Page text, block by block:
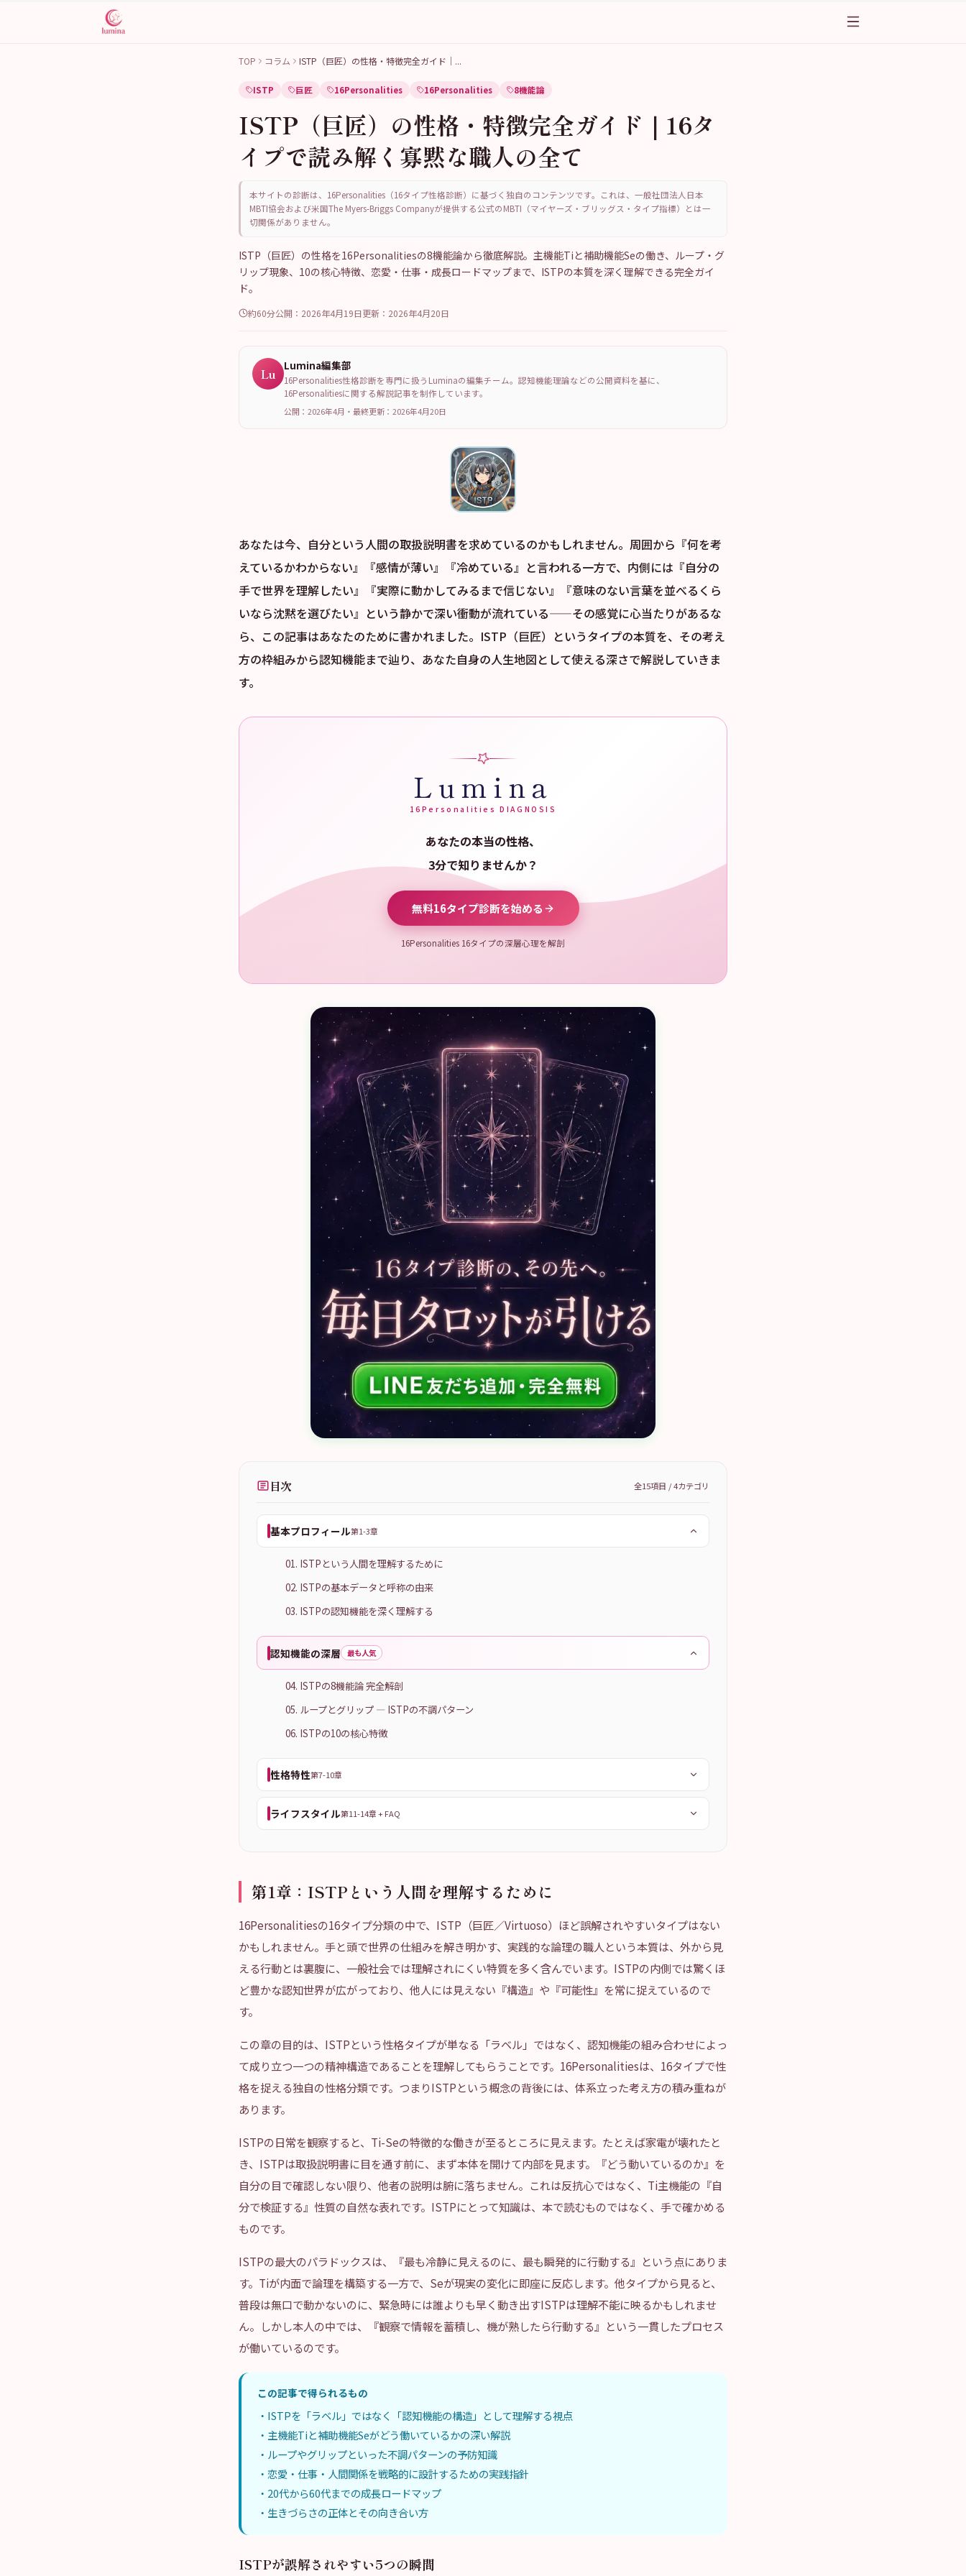
TOP コラム ISTP（巨匠）の性格・特徴完全ガイド｜ ...
ISTP 巨匠 16Personalities 16Personalities 8機能論
ISTP（巨匠）の性格・特徴完全ガイド｜16タ
イプで読み解く寡黙な職人の全て
本サイトの診断は、16Personalities（16タイプ性格診断）に基づく独自のコンテンツです。これは、一般社団法人日本
MBTI協会および米国The Myers-Briggs Companyが提供する公式のMBTI（マイヤーズ・ブリッグス・タイプ指標）とは一
切関係がありません。
ISTP（巨匠）の性格を16Personalitiesの8機能論から徹底解説。主機能Tiと補助機能Seの働き、ループ・グ
リップ現象、10の核心特徴、恋愛・仕事・成長ロードマップまで、ISTPの本質を深く理解できる完全ガイ
ド。
約60分公開： 2026年4月19日更新： 2026年4月20日
Lu Lumina編集部
16Personalities性格診断を専門に扱うLuminaの編集チーム。認知機能理論などの公開資料を基に、
16Personalitiesに関する解説記事を制作しています。
公開：2026年4月 ・ 最終更新： 2026年4月20日
あなたは今、自分という人間の取扱説明書を求めているのかもしれません。周囲から『何を考
えているかわからない』『感情が薄い』『冷めている』と言われる一方で、内側には『自分の
手で世界を理解したい』『実際に動かしてみるまで信じない』『意味のない言葉を並べるくら
いなら沈黙を選びたい』という静かで深い衝動が流れている——その感覚に心当たりがあるな
ら、この記事はあなたのために書かれました。ISTP（巨匠）というタイプの本質を、その考え
方の枠組みから認知機能まで辿り、あなた自身の人生地図として使える深さで解説していきま
す。
Lumina
16Personalities DIAGNOSIS
あなたの本当の性格、
3分で知りませんか？
無料16タイプ診断を始める
16Personalities 16タイプの深層心理を解剖
目次 全15項目 /4カテゴリ
基本プロフィール第1-3章
01. ISTPという人間を理解するために
02. ISTPの基本データと呼称の由来
03. ISTPの認知機能を深く理解する
認知機能の深層 最も人気
04. ISTPの8機能論 完全解剖
05. ループとグリップ — ISTPの不調パターン
06. ISTPの10の核心特徴
性格特性第7-10章
ライフスタイル第11-14章 + FAQ
第1章：ISTPという人間を理解するために
16Personalitiesの16タイプ分類の中で、ISTP（巨匠／Virtuoso）ほど誤解されやすいタイプはない
かもしれません。手と頭で世界の仕組みを解き明かす、実践的な論理の職人という本質は、外から見
える行動とは裏腹に、一般社会では理解されにくい特質を多く含んでいます。ISTPの内側では驚くほ
ど豊かな認知世界が広がっており、他人には見えない『構造』や『可能性』を常に捉えているので
す。
この章の目的は、ISTPという性格タイプが単なる「ラベル」ではなく、認知機能の組み合わせによっ
て成り立つ一つの精神構造であることを理解してもらうことです。16Personalitiesは、16タイプで性
格を捉える独自の性格分類です。つまりISTPという概念の背後には、体系立った考え方の積み重ねが
あります。
ISTPの日常を観察すると、Ti-Seの特徴的な働きが至るところに見えます。たとえば家電が壊れたと
き、ISTPは取扱説明書に目を通す前に、まず本体を開けて内部を見ます。『どう動いているのか』を
自分の目で確認しない限り、他者の説明は腑に落ちません。これは反抗心ではなく、Ti主機能の『自
分で検証する』性質の自然な表れです。ISTPにとって知識は、本で読むものではなく、手で確かめる
ものです。
ISTPの最大のパラドックスは、『最も冷静に見えるのに、最も瞬発的に行動する』という点にありま
す。Tiが内面で論理を構築する一方で、Seが現実の変化に即座に反応します。他タイプから見ると、
普段は無口で動かないのに、緊急時には誰よりも早く動き出すISTPは理解不能に映るかもしれませ
ん。しかし本人の中では、『観察で情報を蓄積し、機が熟したら行動する』という一貫したプロセス
が働いているのです。
この記事で得られるもの
・ISTPを「ラベル」ではなく「認知機能の構造」として理解する視点
・主機能Tiと補助機能Seがどう働いているかの深い解説
・ループやグリップといった不調パターンの予防知識
・恋愛・仕事・人間関係を戦略的に設計するための実践指針
・20代から60代までの成長ロードマップ
・生きづらさの正体とその向き合い方
ISTPが誤解されやすい5つの瞬間